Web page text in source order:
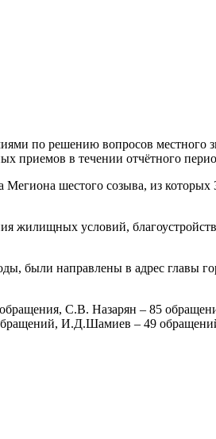
по решению вопросов местного
приемов в течении отчётного
Мегиона шестого созыва, из
жилищных условий,
были направлены в адрес главы
С.В. Назарян – 85
И.Д.Шамиев – 49